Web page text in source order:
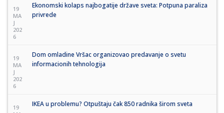
19
MA
J
202
6
Ekonomski kolaps najbogatije države sveta: Potpuna paraliza
privrede
19
MA
J
202
6
Dom omladine Vršac organizovao predavanje o svetu
informacionih tehnologija
19
IKEA u problemu? Otpuštaju čak 850 radnika širom sveta